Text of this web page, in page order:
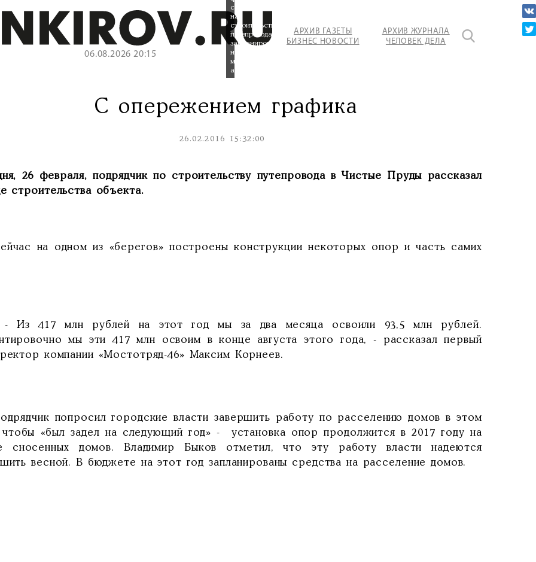
06.08.2026 20:15
АРХИВ ГАЗЕТЫ
БИЗНЕС НОВОСТИ
АРХИВ ЖУРНАЛА
ЧЕЛОВЕК ДЕЛА
средств
на
строительство
путепровода
запланирован
на
март-
апрель.
С опережением графика
26.02.2016 15:32:00
26 февраля, подрядчик по строительству путепровода в Чистые Пруды рассказал
строительства объекта.
на одном из «берегов» построены конструкции некоторых опор и часть самих
417 млн рублей на этот год мы за два месяца освоили 93,5 млн рублей.
мы эти 417 млн освоим в конце августа этого года, - рассказал первый
компании «Мостотряд-46» Максим Корнеев.
попросил городские власти завершить работу по расселению домов в этом
чтобы «был задел на следующий год» - установка опор продолжится в 2017 году на
сносенных домов. Владимир Быков отметил, что эту работу власти надеются
весной. В бюджете на этот год запланированы средства на расселение домов.